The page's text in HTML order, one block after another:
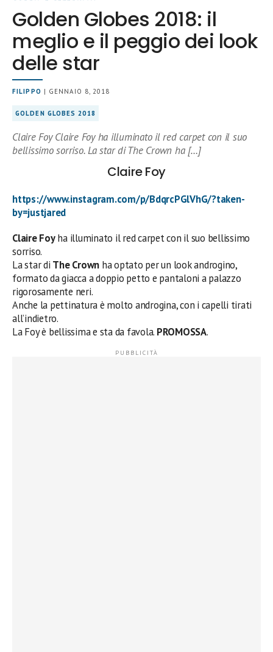
Golden Globes 2018: il
meglio e il peggio dei look
delle star
FILIPPO | GENNAIO 8, 2018
GOLDEN GLOBES 2018
Claire Foy Claire Foy ha illuminato il red carpet con il suo
bellissimo sorriso. La star di The Crown ha […]
Claire Foy
https://www.instagram.com/p/BdqrcPGlVhG/?taken-
by=justjared
Claire Foyha illuminato il red carpet con il suo bellissimo
sorriso.
La star di The Crown ha optato per un look androgino,
formato da giacca a doppio petto e pantaloni a palazzo
rigorosamente neri.
Anche la pettinatura è molto androgina, con i capelli tirati
all’indietro.
La Foy è bellissima e sta da favola. PROMOSSA.